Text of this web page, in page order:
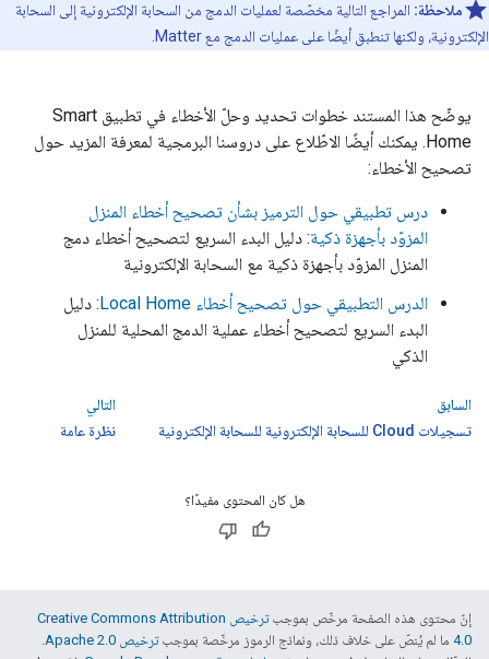
ملاحظة: المراجع التالية مخصّصة لعمليات الدمج من السحابة الإلكترونية إلى السحابة
الإلكترونية، ولكنها تنطبق أيضًا على عمليات الدمج مع Matter.
يوضّح هذا المستند خطوات تحديد وحلّ الأخطاء في تطبيق Smart
Home. يمكنك أيضًا الاطّلاع على دروسنا البرمجية لمعرفة المزيد حول
تصحيح الأخطاء:
درس تطبيقي حول الترميز بشأن تصحيح أخطاء المنزل
المزوّد بأجهزة ذكية: دليل البدء السريع لتصحيح أخطاء دمج
المنزل المزوّد بأجهزة ذكية مع السحابة الإلكترونية
الدرس التطبيقي حول تصحيح أخطاء Local Home
: دليل
البدء السريع لتصحيح أخطاء عملية الدمج المحلية للمنزل
الذكي
السابق
تسجيلات Cloud للسحابة الإلكترونية للسحابة الإلكترونية
التالي
نظرة عامة
هل كان المحتوى مفيدًا؟
إنّ محتوى هذه الصفحة مرخّص بموجب
ترخيص Creative Commons Attribution
4.0‏ ما لم يُنصّ على خلاف ذلك، ونماذج الرموز مرخّصة بموجبترخيص Apache 2.0‏
.